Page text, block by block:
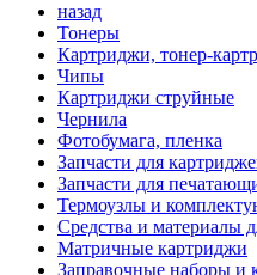
назад
Тонеры
Картриджи, тонер-
Чипы
Картриджи струйные
Чернила
Фотобумага, пленка
Запчасти для
Запчасти для
Термоузлы и
Средства и материалы
Матричные картриджи
Заправочные наборы и